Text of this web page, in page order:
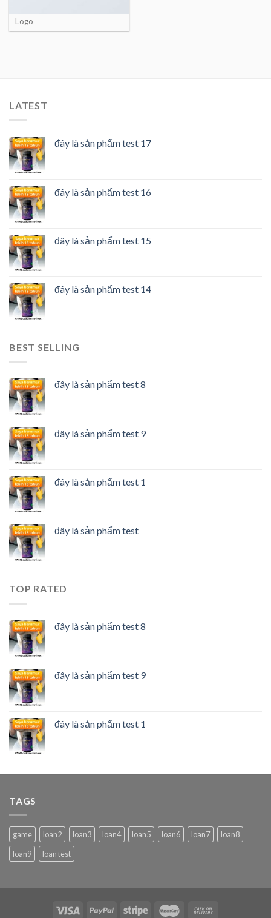
Logo
LATEST
đây là sản phẩm test 17
đây là sản phẩm test 16
đây là sản phẩm test 15
đây là sản phẩm test 14
BEST SELLING
đây là sản phẩm test 8
đây là sản phẩm test 9
đây là sản phẩm test 1
đây là sản phẩm test
TOP RATED
đây là sản phẩm test 8
đây là sản phẩm test 9
đây là sản phẩm test 1
TAGS
game loan2 loan3 loan4 loan5 loan6 loan7
loan8
loan9
loan test